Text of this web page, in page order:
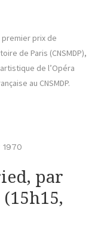
prix de
de Paris (CNSMDP),
de l’Opéra
au CNSMDP.
1970
par